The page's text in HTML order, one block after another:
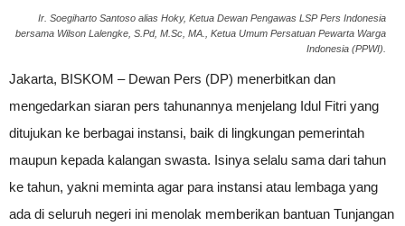
Ir. Soegiharto Santoso alias Hoky, Ketua Dewan Pengawas LSP Pers Indonesia
bersama Wilson Lalengke, S.Pd, M.Sc, MA., Ketua Umum Persatuan Pewarta Warga
Indonesia (PPWI).
Jakarta, BISKOM – Dewan Pers (DP) menerbitkan dan
mengedarkan siaran pers tahunannya menjelang Idul Fitri yang
ditujukan ke berbagai instansi, baik di lingkungan pemerintah
maupun kepada kalangan swasta. Isinya selalu sama dari tahun
ke tahun, yakni meminta agar para instansi atau lembaga yang
ada di seluruh negeri ini menolak memberikan bantuan Tunjangan